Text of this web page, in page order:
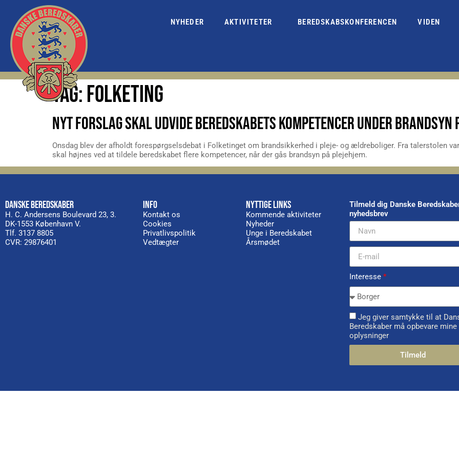
NYHEDER AKTIVITETER BEREDSKABSKONFERENCEN VIDEN
TAG:FOLKETING
NYT FORSLAG SKAL UDVIDE BEREDSKABETS KOMPETENCER UNDER BRANDSYN
Onsdag blev der afholdt forespørgselsdebat i Folketinget om brandsikkerhed i pleje- og ældreboliger. Fra talerstolen
skal højnes ved at tildele beredskabet flere kompetencer, når der gås brandsyn på plejehjem.
DANSKE BEREDSKABER
H. C. Andersens Boulevard 23, 3.
DK-1553 København V.
Tlf. 3137 8805
CVR: 29876401
INFO
Kontakt os
Cookies
Privatlivspolitik
Vedtægter
NYTTIGE LINKS
Kommende aktiviteter
Nyheder
Unge i Beredskabet
Årsmødet
Tilmeld dig Danske
nyhedsbrev
Interesse *
Jeg giver samtykke til at
Beredskaber må opbevare mine
oplysninger
Tilmeld